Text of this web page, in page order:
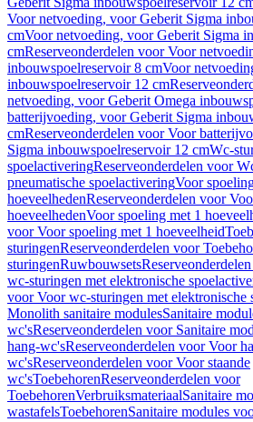
Voor netvoeding, voor Geberit Sigma
cmVoor netvoeding, voor Geberit Sigma
cmReserveonderdelen voor Voor
inbouwspoelreservoir 8 cmVoor
inbouwspoelreservoir 12 cm
netvoeding, voor Geberit Omega
batterijvoeding, voor Geberit Sigma
cmReserveonderdelen voor Voor
Sigma inbouwspoelreservoir 12 cmWc-
spoelactiveringReserveonderdelen voor
pneumatische spoelactiveringVoor
hoeveelhedenReserveonderdelen voor
hoeveelhedenVoor spoeling met 1
voor Voor spoeling met 1 hoeveelheid
sturingenReserveonderdelen voor
sturingenRuwbouwsets
wc-sturingen met elektronische
voor Voor wc-sturingen met elektronische
Monolith sanitaire modulesSanitaire
wc'sReserveonderdelen voor Sanitaire
hang-wc'sReserveonderdelen voor Voor
wc'sReserveonderdelen voor Voor staande
wc'sToebehorenReserveonderdelen voor
ToebehorenVerbruiksmateriaalSanitaire
wastafelsToebehorenSanitaire modules